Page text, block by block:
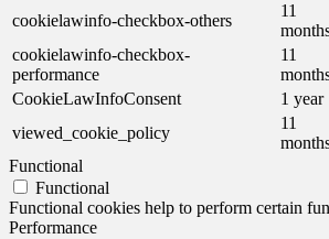
cookielawinfo-checkbox-others
11
cookielawinfo-checkbox-
performance
11
CookieLawInfoConsent
1 year
viewed_cookie_policy
11
Functional
Functional
Functional cookies help to perform certain
Performance